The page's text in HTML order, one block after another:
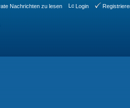
Nachrichten zu lesen Login